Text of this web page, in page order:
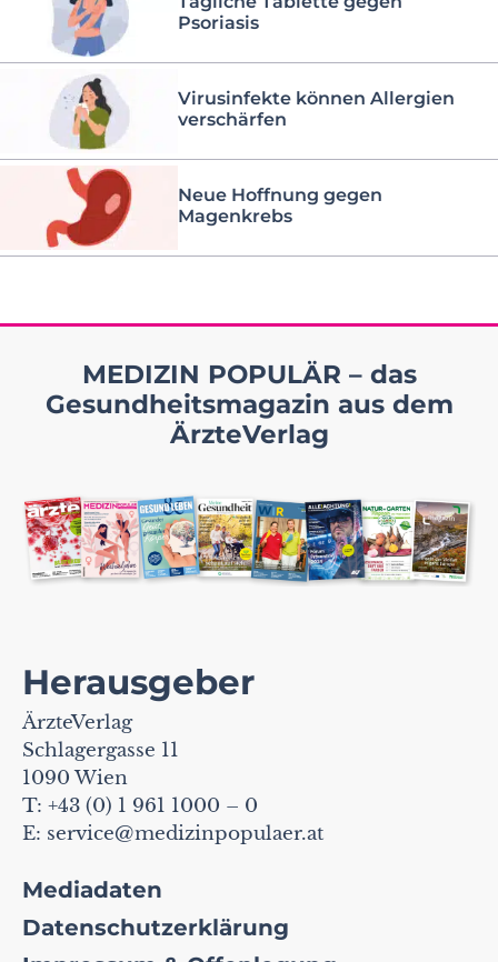
Psoriasis
Virusinfekte können Allergien
verschärfen
Neue Hoffnung gegen
Magenkrebs
MEDIZIN POPULÄR – das
Gesundheitsmagazin aus dem
ÄrzteVerlag
Herausgeber
ÄrzteVerlag
Schlagergasse 11
1090 Wien
T: +43 (0) 1 961 1000 – 0
E: service@medizinpopulaer.at
Mediadaten
Datenschutzerklärung